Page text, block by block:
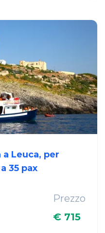
Leuca, per
35 pax
Prezzo
€ 715